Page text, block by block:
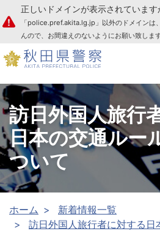
本文へ
正しいドメインが表示されています
「police.pref.akita.lg.jp」以外のドメインは
んので、お間違えのないようにお願い致します
訪日外国人旅行
日本の交通ルー
ついて
ホーム
新着情報一覧
訪日外国人旅行者に対する日